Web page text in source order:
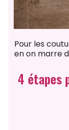
Pour les
en on marre
4 étapes